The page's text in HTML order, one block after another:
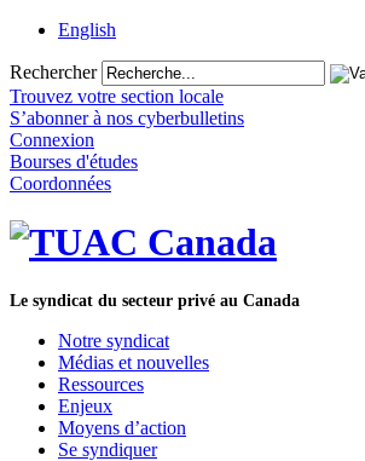
English
Rechercher
Trouvez votre section locale
S’abonner à nos cyberbulletins
Connexion
Bourses d'études
Coordonnées
Le syndicat du secteur privé au Canada
Notre syndicat
Médias et nouvelles
Ressources
Enjeux
Moyens d’action
Se syndiquer